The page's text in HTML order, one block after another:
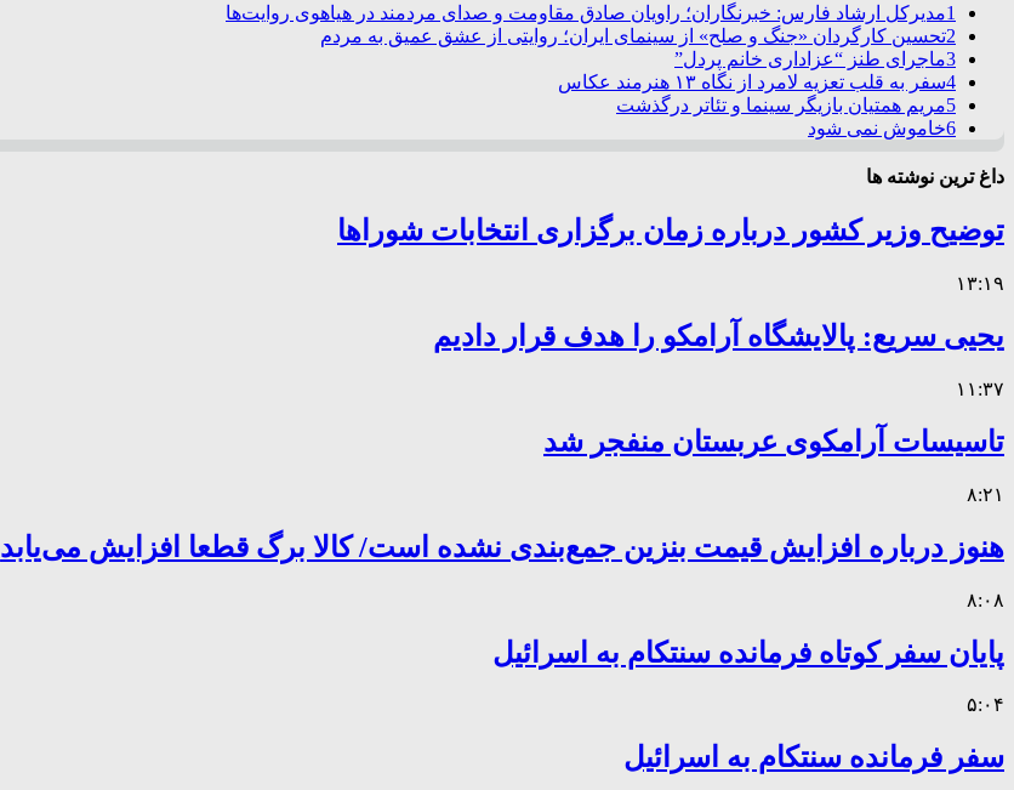
1مدیرکل ارشاد فارس: خبرنگاران؛ راویان صادق مقاومت و صدای مردمند در هیاهوی روایت‌ها
2تحسین کارگردان «جنگ و صلح» از سینمای ایران؛ روایتی از عشق عمیق به مردم
3ماجرای طنز “عزاداری خانم پردل”
4سفر به قلب تعزیه لامرد از نگاه ۱۳ هنرمند عکاس
5مریم همتیان بازیگر سینما و تئاتر درگذشت
6خاموش نمی شود
داغ ترین نوشته ها
توضیح وزیر کشور درباره زمان برگزاری انتخابات شوراها
۱۳:۱۹
یحیی سریع: پالایشگاه آرامکو را هدف قرار دادیم
۱۱:۳۷
تاسیسات آرامکوی عربستان منفجر شد
۸:۲۱
هنوز درباره افزایش قیمت بنزین جمع‌بندی نشده است/ کالا برگ قطعا افزایش می‌یابد
۸:۰۸
پایان سفر کوتاه فرمانده سنتکام به اسرائیل
۵:۰۴
سفر فرمانده سنتکام به اسرائیل